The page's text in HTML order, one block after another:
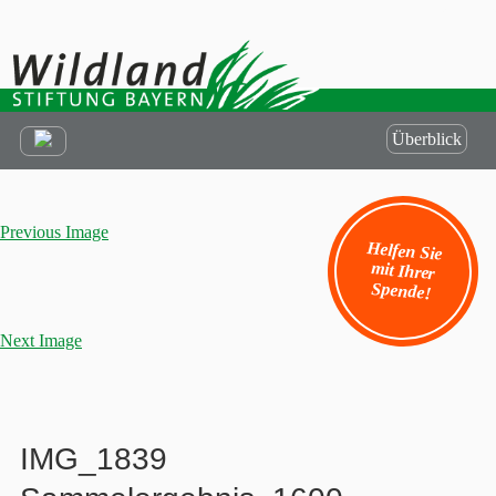
Helfen Sie
mit Ihrer
Spende!
Überblick
Previous Image
Next Image
IMG_1839